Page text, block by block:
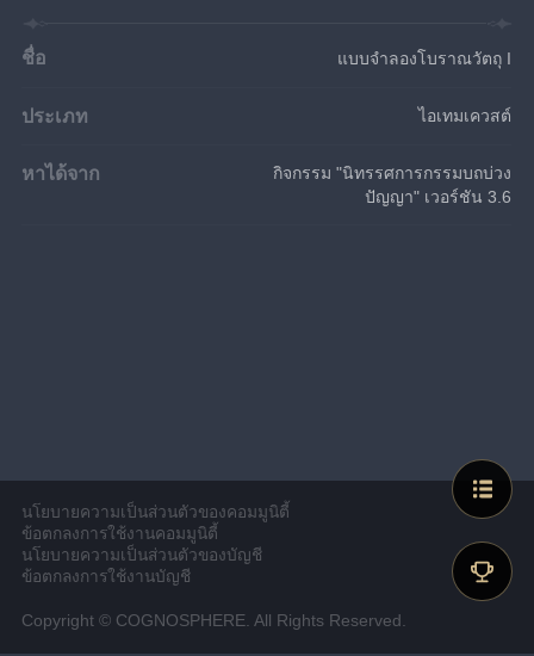
ชื่อ แบบจำลองโบราณวัตถุ I
ประเภท ไอเทมเควสต์
หาได้จาก
กิจกรรม "นิทรรศการกรรมบถบ่วง
ปัญญา" เวอร์ชัน 3.6
นโยบายความเป็นส่วนตัวของคอมมูนิตี้
ข้อตกลงการใช้งานคอมมูนิตี้
นโยบายความเป็นส่วนตัวของบัญชี
ข้อตกลงการใช้งานบัญชี
Copyright © COGNOSPHERE. All Rights Reserved.